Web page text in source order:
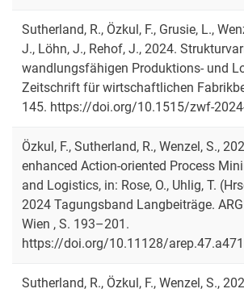
Sutherland, R., Özkul, F., Grusie, L.,
J., Löhn, J., Rehof, J., 2024.
wandlungsfähigen Produktions- und
Zeitschrift für wirtschaftlichen
145. https://doi.org/10.1515/zwf-
Özkul, F., Sutherland, R., Wenzel, S.,
enhanced Action-oriented Process
and Logistics, in: Rose, O., Uhlig, T.
2024 Tagungsband Langbeiträge.
Wien , S. 193–201.
https://doi.org/10.11128/
Sutherland, R., Özkul, F., Wenzel, S.,